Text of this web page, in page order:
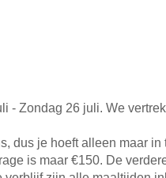
- Zondag 26 juli. We
dus je hoeft alleen maar in
is maar €150. De